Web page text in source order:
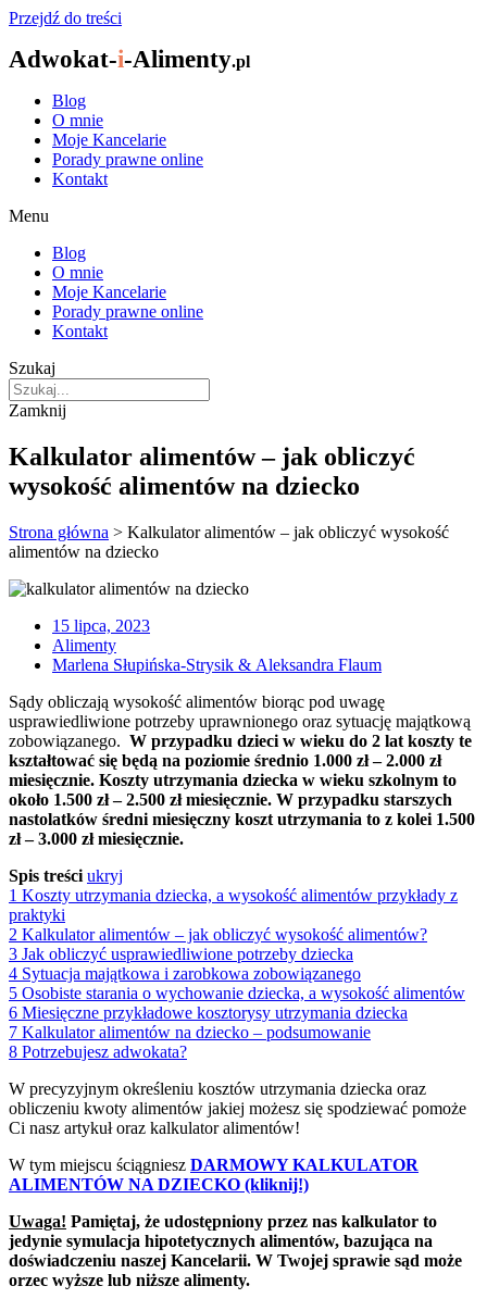
Przejdź do treści
Adwokat-i-Alimenty.pl
Blog
O mnie
Moje Kancelarie
Porady prawne online
Kontakt
Menu
Blog
O mnie
Moje Kancelarie
Porady prawne online
Kontakt
Szukaj
Zamknij
Kalkulator alimentów – jak obliczyć
wysokość alimentów na dziecko
Strona główna > Kalkulator alimentów – jak obliczyć wysokość
alimentów na dziecko
15 lipca, 2023
Alimenty
Marlena Słupińska-Strysik & Aleksandra Flaum
Sądy obliczają wysokość alimentów biorąc pod uwagę
usprawiedliwione potrzeby uprawnionego oraz sytuację majątkową
zobowiązanego. W przypadku dzieci w wieku do 2 lat koszty te
kształtować się będą na poziomie średnio 1.000 zł – 2.000 zł
miesięcznie. Koszty utrzymania dziecka w wieku szkolnym to
około 1.500 zł – 2.500 zł miesięcznie. W przypadku starszych
nastolatków średni miesięczny koszt utrzymania to z kolei 1.500
zł – 3.000 zł miesięcznie.
Spis treści ukryj
1 Koszty utrzymania dziecka, a wysokość alimentów przykłady z
praktyki
2 Kalkulator alimentów – jak obliczyć wysokość alimentów?
3 Jak obliczyć usprawiedliwione potrzeby dziecka
4 Sytuacja majątkowa i zarobkowa zobowiązanego
5 Osobiste starania o wychowanie dziecka, a wysokość alimentów
6 Miesięczne przykładowe kosztorysy utrzymania dziecka
7 Kalkulator alimentów na dziecko – podsumowanie
8 Potrzebujesz adwokata?
W precyzyjnym określeniu kosztów utrzymania dziecka oraz
obliczeniu kwoty alimentów jakiej możesz się spodziewać pomoże
Ci nasz artykuł oraz kalkulator alimentów!
W tym miejscu ściągniesz DARMOWY KALKULATOR
ALIMENTÓW NA DZIECKO (kliknij!)
Uwaga! Pamiętaj, że udostępniony przez nas kalkulator to
jedynie symulacja hipotetycznych alimentów, bazująca na
doświadczeniu naszej Kancelarii. W Twojej sprawie sąd może
orzec wyższe lub niższe alimenty.